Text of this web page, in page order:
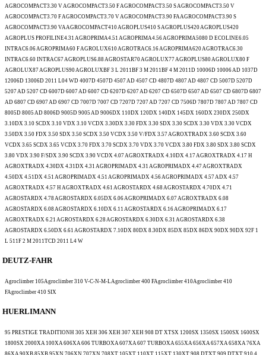
AGROCOMPACT3.30 V AGROCOMPACT3.50 F AGROCOMPACT3.50 S AGROCOMPACT3.50 V
AGROCOMPACT3.70 F AGROCOMPACT3.70 V AGROCOMPACT3.90 FA AGROCOMPACT3.90 S
AGROCOMPACT3.90 VA AGROCOMPACT410 AGROPLUS410 S AGROPLUS420 AGROPLUS420
AGROPLUS PROFILINE4.31 AGROPRIMA4.51 AGROPRIMA4.56 AGROPRIMA5080 D ECOLINE6.05
INTRAC6.06 AGROPRIMA60 F AGROLUX610 AGROTRAC6.16 AGROPRIMA620 AGROTRAC6.30
INTRAC6.60 INTRAC67 AGROPLUS6.88 AGROSTAR70 AGROLUX77 AGROPLUS80 AGROLUX80 F
AGROLUX87 AGROPLUS90 AGROLUXBF 3 L 2011BF 3 M 2011BF 4 M 2011D 10006D 10006 AD 1037D
12006D 13006D 2011 L04 WD 4007D 4507D 4507 AD 4507 CD 4807D 4807 AD 4807 CD 5007D 5207D
5207 AD 5207 CD 6007D 6007 AD 6007 CD 6207D 6207 AD 6207 CD 6507D 6507 AD 6507 CD 6807D 6807
AD 6807 CD 6907 AD 6907 CD 7007D 7007 CD 7207D 7207 AD 7207 CD 7506D 7807D 7807 AD 7807 CD
8005D 8005 AD 8006D 9005D 9005 AD 9006DX 110DX 120DX 140DX 145DX 160DX 230DX 250DX
3.10DX 3.10 SCDX 3.10 VDX 3.10 VCDX 3.30DX 3.30 FDX 3.30 SDX 3.30 SCDX 3.30 VDX 3.30 VCDX
3.50DX 3.50 FDX 3.50 SDX 3.50 SCDX 3.50 VCDX 3.50 V/FDX 3.57 AGROXTRADX 3.60 SCDX 3.60
VCDX 3.65 SCDX 3.65 VCDX 3.70 FDX 3.70 SCDX 3.70 VDX 3.70 VCDX 3.80 FDX 3.80 SDX 3.80 SCDX
3.80 VDX 3.90 F/SDX 3.90 SCDX 3.90 VCDX 4.07 AGROXTRADX 4.10DX 4.17 AGROXTRADX 4.17 H
AGROXTRADX 4.30DX 4.31DX 4.31 AGROPRIMADX 4.31 AGROPRIMADX 4.47 AGROXTRADX
4.50DX 4.51DX 4.51 AGROPRIMADX 4.51 AGROPRIMADX 4.56 AGROPRIMADX 4.57 ADX 4.57
AGROXTRADX 4.57 H AGROXTRADX 4.61 AGROSTARDX 4.68 AGROSTARDX 4.70DX 4.71
AGROSTARDX 4.78 AGROSTARDX 6.05DX 6.06 AGROPRIMADX 6.07 AGROXTRADX 6.08
AGROSTARDX 6.08 AGROSTARDX 6.10DX 6.11 AGROSTARDX 6.16 AGROPRIMADX 6.17
AGROXTRADX 6.21 AGROSTARDX 6.28 AGROSTARDX 6.30DX 6.31 AGROSTARDX 6.38
AGROSTARDX 6.50DX 6.61 AGROSTARDX 7.10DX 80DX 8.30DX 85DX 85DX 86DX 90DX 90DX 92F 1
L 511F 2 M 2011TCD 2011 L4 W
DEUTZ-FAHR
Agroclimber 105Agroclimber 310 V-C-N-M-LAgroclimber 400 FAgroclimber 410Agroclimber 410
FAgroclimber 410 SIX
HUERLIMANN
95 PRESTIGE TRADITIONH 305 XEH 306 XEH 307 XEH 908 DT XTSX 1200SX 1350SX 1500SX 1600SX
1800SX 2000XA 100XA 606XA 606 TURBOXA 607XA 607 TURBOXA 655XA 656XA 657XA 658XA 76XA